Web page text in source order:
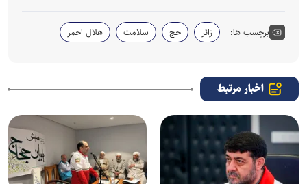
برچسب ها: زائر حج سلامت هلال احمر
اخبار مرتبط